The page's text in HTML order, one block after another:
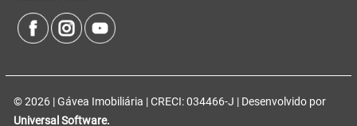
© 2026 | Gávea Imobiliária | CRECI: 034466-J | Desenvolvido por
Universal Software.